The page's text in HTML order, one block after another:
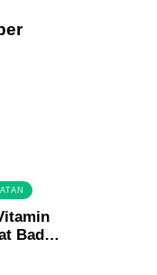
Badan